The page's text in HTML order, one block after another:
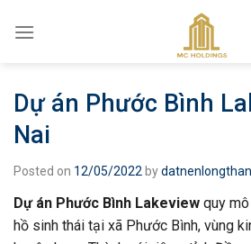
Dự án Phước Bình
Nai
Posted on 12/05/2022 by
Dự án Phước Bình Lakeview quy
hồ sinh thái tại xã Phước Bình, vùng